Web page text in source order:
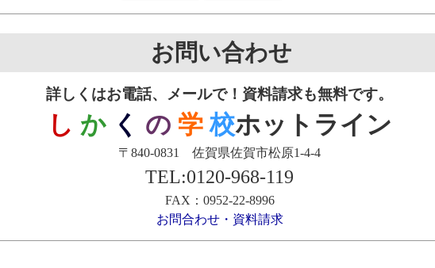
お問い合わせ
詳しくはお電話、メールで！資料請求も無料です。
し か く の 学 校ホットライン
〒840-0831 佐賀県佐賀市松原1-4-4
TEL:0120-968-119
FAX：0952-22-8996
お問合わせ・資料請求